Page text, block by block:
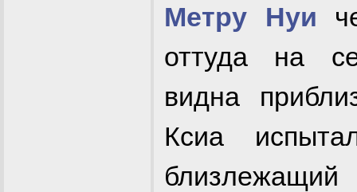
Метру Нуи
оттуда на
видна
Ксиа